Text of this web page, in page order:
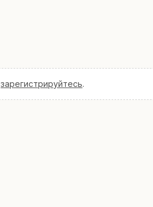
зарегистрируйтесь.